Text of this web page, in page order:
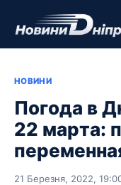
НОВИНИ
Погода в
22 марта:
21 Березня, 2022,